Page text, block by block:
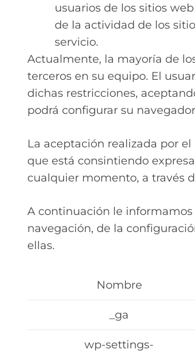
usuarios de los sitios
de la actividad de los
servicio.
Actualmente, la mayoría de
terceros en su equipo. El
dichas restricciones,
podrá configurar su
La aceptación realizada por
que está consintiendo
cualquier momento, a través
A continuación le
navegación, de la
ellas.
Nombre
_ga
wp-settings-